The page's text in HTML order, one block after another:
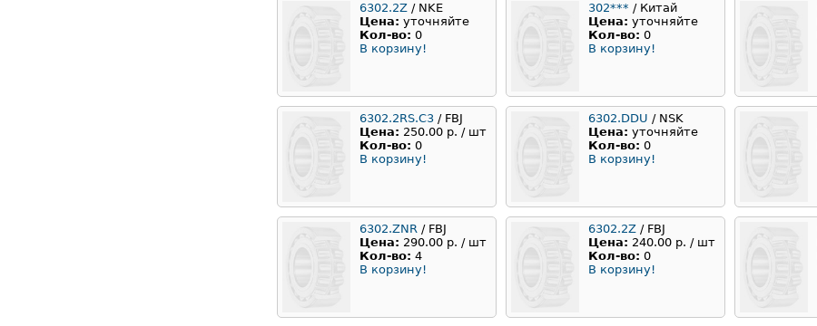
6302.2Z / NKE
Цена: уточняйте
Кол-во: 0
В корзину!
302*** / Китай
Цена: уточняйте
Кол-во: 0
В корзину!
6302.2RS.C3 / FBJ
Цена: 250.00 р. / шт
Кол-во: 0
В корзину!
6302.DDU / NSK
Цена: уточняйте
Кол-во: 0
В корзину!
6302.ZNR / FBJ
Цена: 290.00 р. / шт
Кол-во: 4
В корзину!
6302.2Z / FBJ
Цена: 240.00 р. / шт
Кол-во: 0
В корзину!